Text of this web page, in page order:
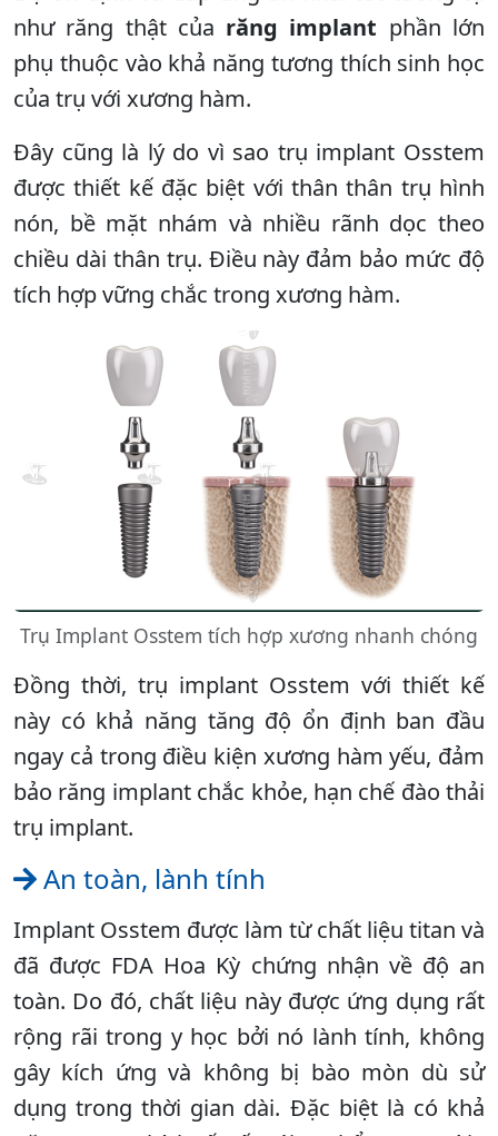
như răng thật của răng implant phần lớn
phụ thuộc vào khả năng tương thích sinh học
của trụ với xương hàm.
Đây cũng là lý do vì sao trụ implant Osstem
được thiết kế đặc biệt với thân thân trụ hình
nón, bề mặt nhám và nhiều rãnh dọc theo
chiều dài thân trụ. Điều này đảm bảo mức độ
tích hợp vững chắc trong xương hàm.
Trụ Implant Osstem tích hợp xương nhanh chóng
Đồng thời, trụ implant Osstem với thiết kế
này có khả năng tăng độ ổn định ban đầu
ngay cả trong điều kiện xương hàm yếu, đảm
bảo răng implant chắc khỏe, hạn chế đào thải
trụ implant.
An toàn, lành tính
Implant Osstem được làm từ chất liệu titan và
đã được FDA Hoa Kỳ chứng nhận về độ an
toàn. Do đó, chất liệu này được ứng dụng rất
rộng rãi trong y học bởi nó lành tính, không
gây kích ứng và không bị bào mòn dù sử
dụng trong thời gian dài. Đặc biệt là có khả